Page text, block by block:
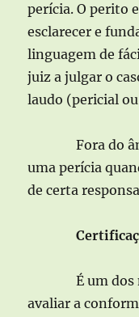
perícia. O perito
esclarecer e
linguagem de
juiz a julgar o
laudo (pericial
Fora do
uma perícia
de certa
É um
avaliar a